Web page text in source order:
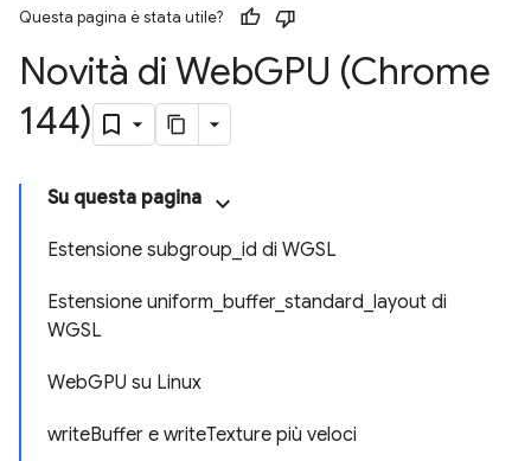
Questa pagina è stata utile?
Novità di WebGPU (Chrome
144)
Su questa pagina
Estensione subgroup_id di WGSL
Estensione uniform_buffer_standard_layout di
WGSL
WebGPU su Linux
writeBuffer e writeTexture più veloci